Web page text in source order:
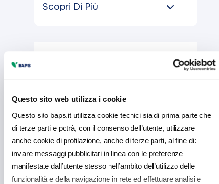
Questo sito web utilizza i cookie
Questo sito baps.it utilizza cookie tecnici sia di prima parte che
di terze parti e potrà, con il consenso dell’utente, utilizzare
anche cookie di profilazione, anche di terze parti, al fine di:
inviare messaggi pubblicitari in linea con le preferenze
manifestate dall’utente stesso nell’ambito dell’utilizzo delle
funzionalità e della navigazione in rete ed effettuare analisi e
Scopri Di Più
Tutti